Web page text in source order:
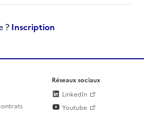
? Inscription
Réseaux sociaux
LinkedIn
Youtube